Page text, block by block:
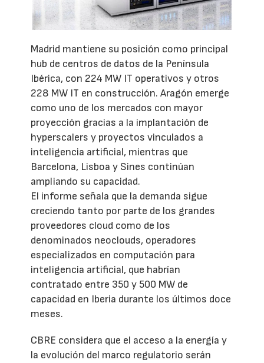
Madrid mantiene su posición como principal
hub de centros de datos de la Península
Ibérica, con 224 MW IT operativos y otros
228 MW IT en construcción. Aragón emerge
como uno de los mercados con mayor
proyección gracias a la implantación de
hyperscalers y proyectos vinculados a
inteligencia artificial, mientras que
Barcelona, Lisboa y Sines continúan
ampliando su capacidad.
El informe señala que la demanda sigue
creciendo tanto por parte de los grandes
proveedores cloud como de los
denominados neoclouds, operadores
especializados en computación para
inteligencia artificial, que habrían
contratado entre 350 y 500 MW de
capacidad en Iberia durante los últimos doce
meses.
CBRE considera que el acceso a la energía y
la evolución del marco regulatorio serán